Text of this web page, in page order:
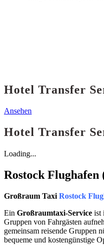
Hotel Transfer
Ansehen
Hotel Transfer
Loading...
Rostock
Großraum Taxi Rostock
Ein Großraumtaxi-Service ist
Gruppen von Fahrgästen
gemeinsam reisende Gruppen
bequeme und kostengünstige